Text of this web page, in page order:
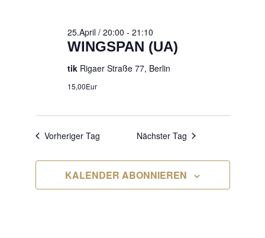
2026
WINGSPAN (UA)
25.April / 20:00 - 21:10
tik Rigaer Straße 77, Berlin
15,00Eur
Vorheriger Tag Nächster Tag
KALENDER ABONNIEREN